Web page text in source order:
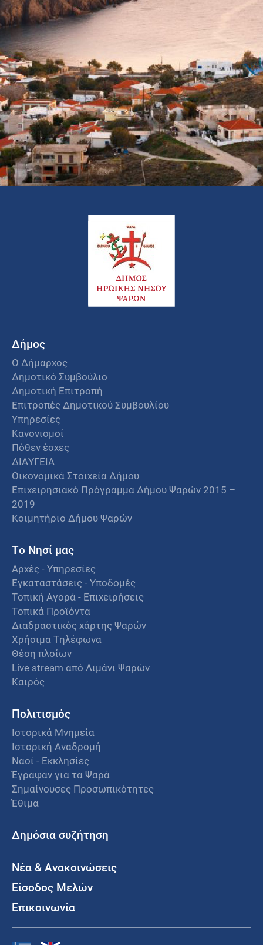
Δήμος
Ο Δήμαρχος
Δημοτικό Συμβούλιο
Δημοτική Επιτροπή
Επιτροπές Δημοτικού Συμβουλίου
Υπηρεσίες
Κανονισμοί
Πόθεν έσχες
ΔΙΑΥΓΕΙΑ
Οικονομικά Στοιχεία Δήμου
Επιχειρησιακό Πρόγραμμα Δήμου Ψαρών 2015 –
2019
Κοιμητήριο Δήμου Ψαρών
Το Νησί μας
Αρχές - Υπηρεσίες
Εγκαταστάσεις - Υποδομές
Τοπική Αγορά - Επιχειρήσεις
Τοπικά Προϊόντα
Διαδραστικός χάρτης Ψαρών
Χρήσιμα Τηλέφωνα
Θέση πλοίων
Live stream από Λιμάνι Ψαρών
Καιρός
Πολιτισμός
Ιστορικά Μνημεία
Ιστορική Αναδρομή
Ναοί - Εκκλησίες
Έγραψαν για τα Ψαρά
Σημαίνουσες Προσωπικότητες
Έθιμα
Δημόσια συζήτηση
Νέα & Ανακοινώσεις
Είσοδος Μελών
Επικοινωνία